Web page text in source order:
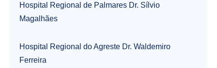
Hospital Regional de Palmares Dr. Sílvio
Magalhães
Hospital Regional do Agreste Dr. Waldemiro
Ferreira